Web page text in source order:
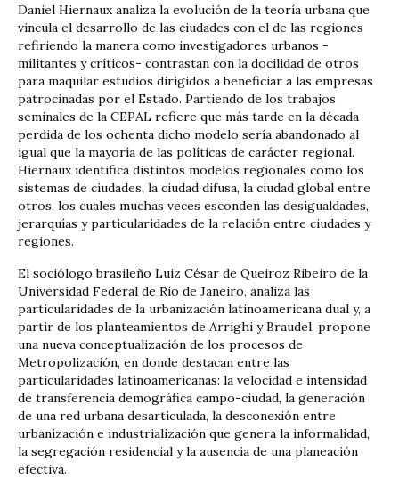
Daniel Hiernaux analiza la evolución de la teoría urbana que
vincula el desarrollo de las ciudades con el de las regiones
refiriendo la manera como investigadores urbanos -
militantes y críticos- contrastan con la docilidad de otros
para maquilar estudios dirigidos a beneficiar a las empresas
patrocinadas por el Estado. Partiendo de los trabajos
seminales de la CEPAL refiere que más tarde en la década
perdida de los ochenta dicho modelo sería abandonado al
igual que la mayoría de las políticas de carácter regional.
Hiernaux identifica distintos modelos regionales como los
sistemas de ciudades, la ciudad difusa, la ciudad global entre
otros, los cuales muchas veces esconden las desigualdades,
jerarquías y particularidades de la relación entre ciudades y
regiones.
El sociólogo brasileño Luiz César de Queiroz Ribeiro de la
Universidad Federal de Río de Janeiro, analiza las
particularidades de la urbanización latinoamericana dual y, a
partir de los planteamientos de Arrighi y Braudel, propone
una nueva conceptualización de los procesos de
Metropolización, en donde destacan entre las
particularidades latinoamericanas: la velocidad e intensidad
de transferencia demográfica campo-ciudad, la generación
de una red urbana desarticulada, la desconexión entre
urbanización e industrialización que genera la informalidad,
la segregación residencial y la ausencia de una planeación
efectiva.